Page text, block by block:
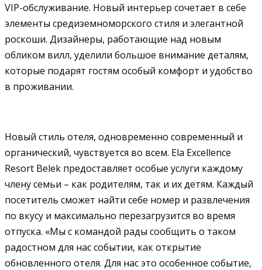
VIP-обслуживание. Новый интерьер сочетает в себе
элементы средиземноморского стиля и элегантной
роскоши. Дизайнеры, работающие над новым
обликом вилл, уделили большое внимание деталям,
которые подарят гостям особый комфорт и удобство
в проживании.
Новый стиль отеля, одновременно современный и
органический, чувствуется во всем. Ela Excellence
Resort Belek предоставляет особые услуги каждому
члену семьи – как родителям, так и их детям. Каждый
посетитель сможет найти себе номер и развлечения
по вкусу и максимально перезагрузится во время
отпуска. «Мы с командой рады сообщить о таком
радостном для нас событии, как открытие
обновленного отеля. Для нас это особенное событие,